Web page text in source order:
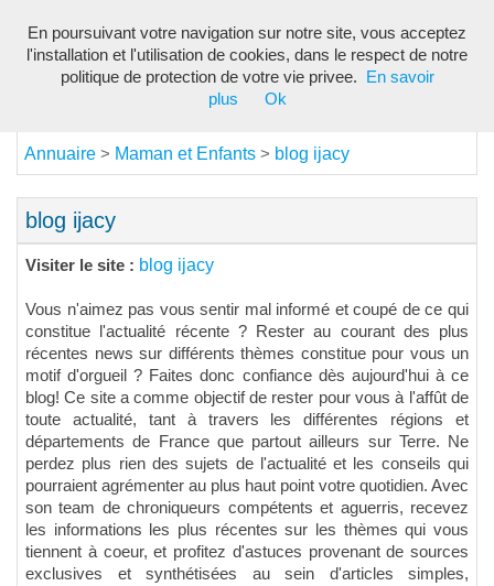
Annuaire > Maman et Enfants > blog ijacy
blog ijacy
Visiter le site : blog ijacy
Vous n'aimez pas vous sentir mal informé et coupé de ce qui
constitue l'actualité récente ? Rester au courant des plus
récentes news sur différents thèmes constitue pour vous un
motif d'orgueil ? Faites donc confiance dès aujourd'hui à ce
blog! Ce site a comme objectif de rester pour vous à l'affût de
toute actualité, tant à travers les différentes régions et
départements de France que partout ailleurs sur Terre. Ne
perdez plus rien des sujets de l'actualité et les conseils qui
pourraient agrémenter au plus haut point votre quotidien. Avec
son team de chroniqueurs compétents et aguerris, recevez
les informations les plus récentes sur les thèmes qui vous
tiennent à coeur, et profitez d'astuces provenant de sources
exclusives et synthétisées au sein d'articles simples,
En poursuivant votre navigation sur notre site, vous acceptez
l'installation et l'utilisation de cookies, dans le respect de notre
politique de protection de votre vie privee.
En savoir
plus
Ok